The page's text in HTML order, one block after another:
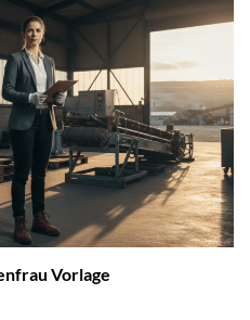
Vorlage